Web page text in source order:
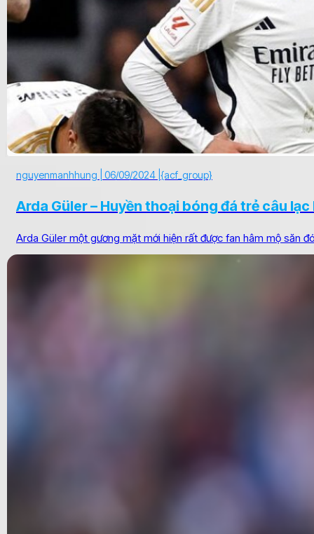
nguyenmanhhung | 06/09/2024 | {acf_group}
Arda Güler – Huyền thoại bóng đá trẻ câu lạc
Arda Güler một gương mặt mới hiện rất được fan hâm mộ săn